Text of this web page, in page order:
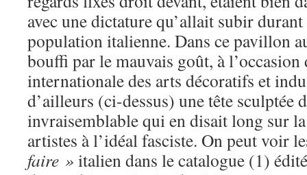
avec une dictature qu’allait subir
population italienne. Dans ce pavillon
bouffi par le mauvais goût, à
internationale des arts décoratifs et
d’ailleurs (ci-dessus) une tête sculptée
invraisemblable qui en disait long sur
artistes à l’idéal fasciste. On peut voir
faire » italien dans le catalogue (1)